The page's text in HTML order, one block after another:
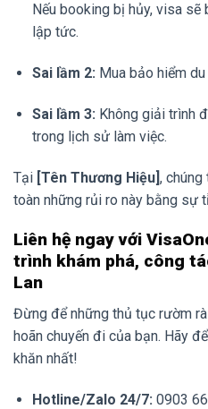
Nếu booking bị hủy, visa
lập tức.
Sai lầm 2: Mua bảo hiểm
Sai lầm 3: Không giải trình
trong lịch sử làm việc.
Tại [Tên Thương Hiệu],
toàn những rủi ro này bằng sự
Liên hệ ngay với
trình khám phá, công
Lan
Đừng để những thủ tục rườm
hoãn chuyến đi của bạn. Hãy để
khăn nhất!
Hotline/Zalo 24/7: 0903